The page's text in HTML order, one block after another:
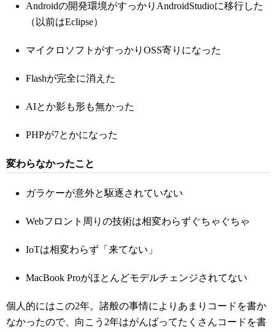
Androidの開発環境がすっかりAndroidStudioに移行した
（以前はEclipse）
マイクロソフトがすっかりOSS寄りになった
Flashが完全に消えた
AIとか影も形も無かった
PHPが7とかになった
変わらなかったこと
ガラケーが意外と駆逐されていない
Webフロント周りの技術は相変わらずぐちゃぐちゃ
IoTは相変わらず「来てない」
MacBook Proがほとんどモデルチェンジされてない
個人的にはこの2年。諸般の事情によりあまりコードを書か
なかったので、向こう2年はがんばってたくさんコードを書